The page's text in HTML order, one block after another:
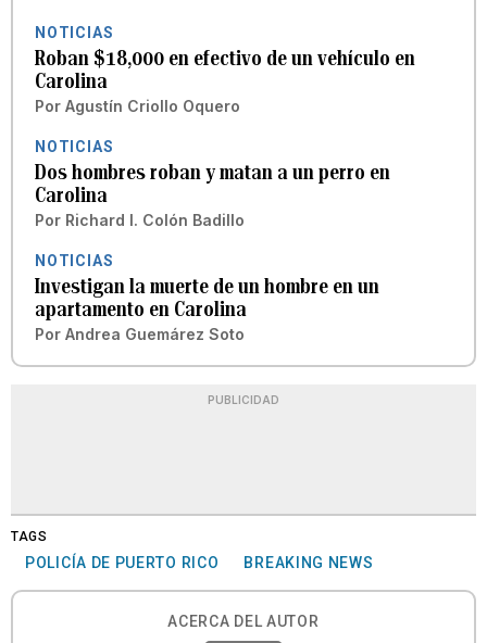
NOTICIAS
Roban $18,000 en efectivo de un vehículo en
Carolina
Por Agustín Criollo Oquero
NOTICIAS
Dos hombres roban y matan a un perro en
Carolina
Por Richard I. Colón Badillo
NOTICIAS
Investigan la muerte de un hombre en un
apartamento en Carolina
Por Andrea Guemárez Soto
PUBLICIDAD
TAGS
POLICÍA DE PUERTO RICO BREAKING NEWS
ACERCA DEL AUTOR